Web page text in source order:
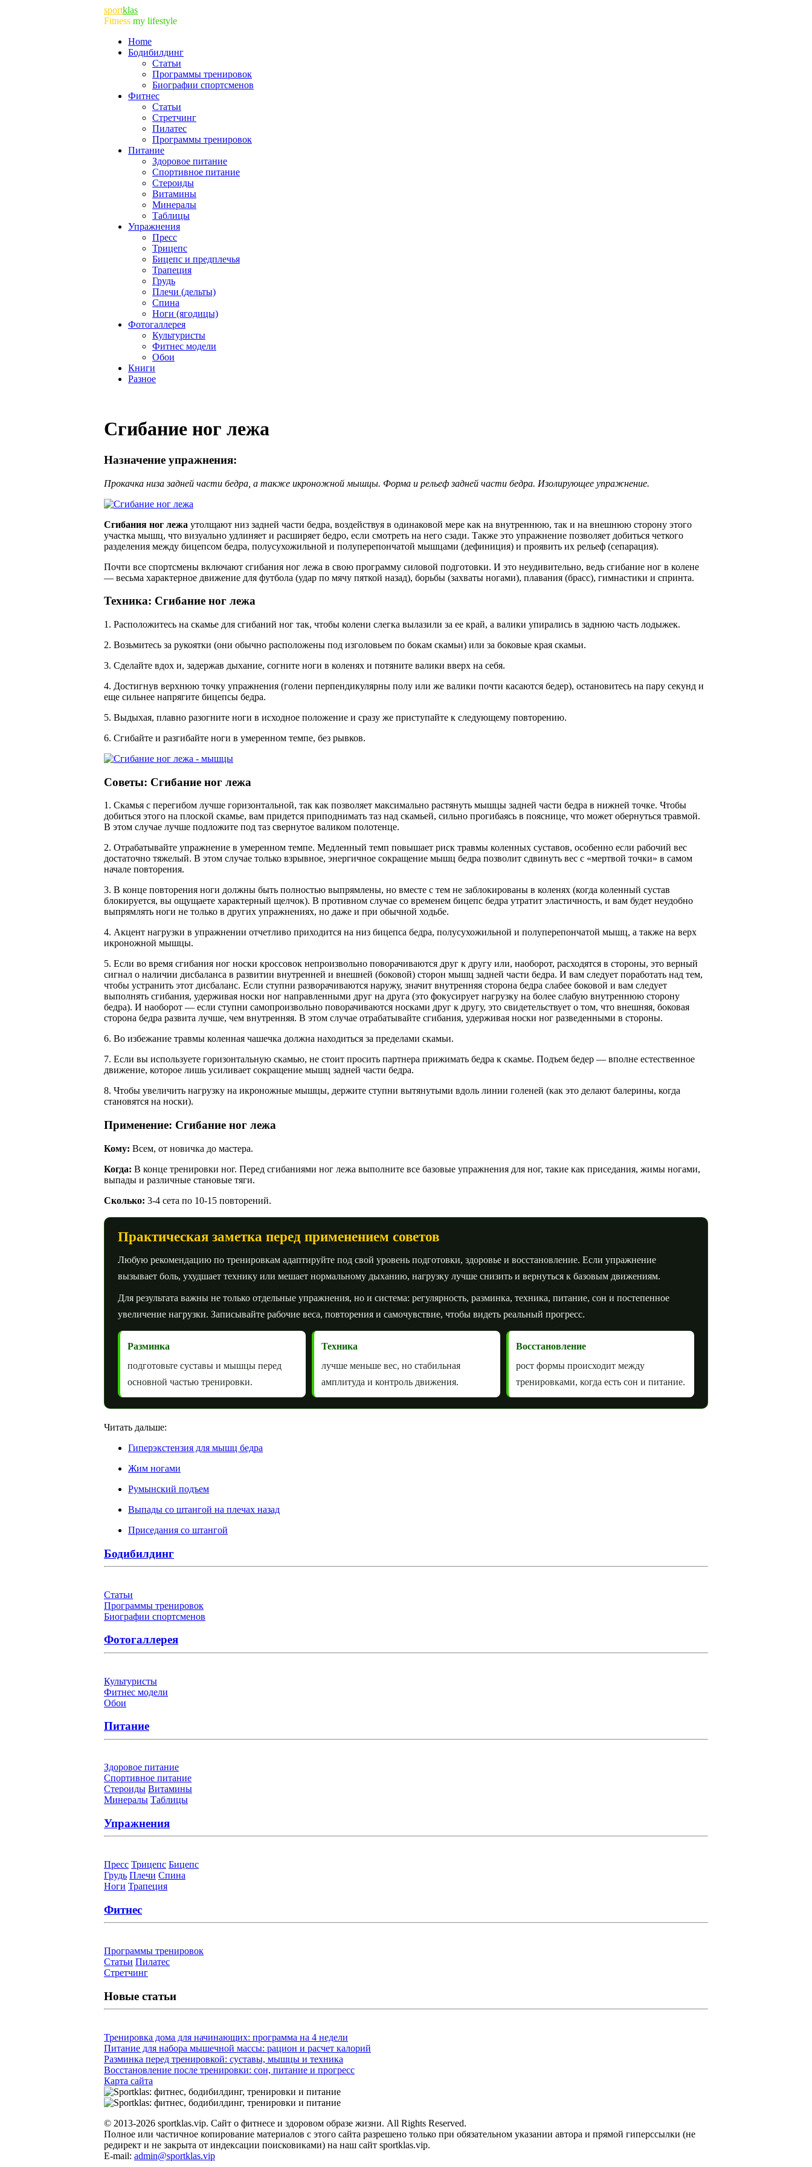
sportklas
Fitness my lifestyle
Home
Бодибилдинг
Статьи
Программы тренировок
Биографии спортсменов
Фитнес
Статьи
Cтретчинг
Пилатес
Программы тренировок
Питание
Здоровое питание
Спортивное питание
Стероиды
Витамины
Минералы
Таблицы
Упражнения
Пресс
Трицепс
Бицепс и предплечья
Трапеция
Грудь
Плечи (дельты)
Спина
Ноги (ягодицы)
Фотогаллерея
Культуристы
Фитнес модели
Обои
Книги
Разное
Сгибание ног лежа
Назначение упражнения:
Прокачка низа задней части бедра, а также икроножной мышцы. Форма и рельеф задней части бедра. Изолирующее упражнение.
Сгибания ног лежа утолщают низ задней части бедра, воздействуя в одинаковой мере как на внутреннюю, так и на внешнюю сторону этого
участка мышц, что визуально удлиняет и расширяет бедро, если смотреть на него сзади. Также это упражнение позволяет добиться четкого
разделения между бицепсом бедра, полусухожильной и полуперепончатой мышцами (дефиниция) и проявить их рельеф (сепарация).
Почти все спортсмены включают сгибания ног лежа в свою программу силовой подготовки. И это неудивительно, ведь сгибание ног в колене
— весьма характерное движение для футбола (удар по мячу пяткой назад), борьбы (захваты ногами), плавания (брасс), гимнастики и спринта.
Техника: Сгибание ног лежа
1. Расположитесь на скамье для сгибаний ног так, чтобы колени слегка вылазили за ее край, а валики упирались в заднюю часть лодыжек.
2. Возьмитесь за рукоятки (они обычно расположены под изголовьем по бокам скамьи) или за боковые края скамьи.
3. Сделайте вдох и, задержав дыхание, согните ноги в коленях и потяните валики вверх на себя.
4. Достигнув верхнюю точку упражнения (голени перпендикулярны полу или же валики почти касаются бедер), остановитесь на пару секунд и
еще сильнее напрягите бицепсы бедра.
5. Выдыхая, плавно разогните ноги в исходное положение и сразу же приступайте к следующему повторению.
6. Сгибайте и разгибайте ноги в умеренном темпе, без рывков.
Советы: Сгибание ног лежа
1. Скамья с перегибом лучше горизонтальной, так как позволяет максимально растянуть мышцы задней части бедра в нижней точке. Чтобы
добиться этого на плоской скамье, вам придется приподнимать таз над скамьей, сильно прогибаясь в пояснице, что может обернуться травмой.
В этом случае лучше подложите под таз свернутое валиком полотенце.
2. Отрабатывайте упражнение в умеренном темпе. Медленный темп повышает риск травмы коленных суставов, особенно если рабочий вес
достаточно тяжелый. В этом случае только взрывное, энергичное сокращение мышц бедра позволит сдвинуть вес с «мертвой точки» в самом
начале повторения.
3. В конце повторения ноги должны быть полностью выпрямлены, но вместе с тем не заблокированы в коленях (когда коленный сустав
блокируется, вы ощущаете характерный щелчок). В противном случае со временем бицепс бедра утратит эластичность, и вам будет неудобно
выпрямлять ноги не только в других упражнениях, но даже и при обычной ходьбе.
4. Акцент нагрузки в упражнении отчетливо приходится на низ бицепса бедра, полусухожильной и полуперепончатой мышц, а также на верх
икроножной мышцы.
5. Если во время сгибания ног носки кроссовок непроизвольно поворачиваются друг к другу или, наоборот, расходятся в стороны, это верный
сигнал о наличии дисбаланса в развитии внутренней и внешней (боковой) сторон мышц задней части бедра. И вам следует поработать над тем,
чтобы устранить этот дисбаланс. Если ступни разворачиваются наружу, значит внутренняя сторона бедра слабее боковой и вам следует
выполнять сгибания, удерживая носки ног направленными друг на друга (это фокусирует нагрузку на более слабую внутреннюю сторону
бедра). И наоборот — если ступни самопроизвольно поворачиваются носками друг к другу, это свидетельствует о том, что внешняя, боковая
сторона бедра развита лучше, чем внутренняя. В этом случае отрабатывайте сгибания, удерживая носки ног разведенными в стороны.
6. Во избежание травмы коленная чашечка должна находиться за пределами скамьи.
7. Если вы используете горизонтальную скамью, не стоит просить партнера прижимать бедра к скамье. Подъем бедер — вполне естественное
движение, которое лишь усиливает сокращение мышц задней части бедра.
8. Чтобы увеличить нагрузку на икроножные мышцы, держите ступни вытянутыми вдоль линии голеней (как это делают балерины, когда
становятся на носки).
Применение: Сгибание ног лежа
Кому: Всем, от новичка до мастера.
Когда: В конце тренировки ног. Перед сгибаниями ног лежа выполните все базовые упражнения для ног, такие как приседания, жимы ногами,
выпады и различные становые тяги.
Сколько: 3-4 сета по 10-15 повторений.
Практическая заметка перед применением советов
Любую рекомендацию по тренировкам адаптируйте под свой уровень подготовки, здоровье и восстановление. Если упражнение
вызывает боль, ухудшает технику или мешает нормальному дыханию, нагрузку лучше снизить и вернуться к базовым движениям.
Для результата важны не только отдельные упражнения, но и система: регулярность, разминка, техника, питание, сон и постепенное
увеличение нагрузки. Записывайте рабочие веса, повторения и самочувствие, чтобы видеть реальный прогресс.
Разминка
подготовьте суставы и мышцы перед
основной частью тренировки.
Техника
лучше меньше вес, но стабильная
амплитуда и контроль движения.
Восстановление
рост формы происходит между
тренировками, когда есть сон и питание.
Читать дальше:
Гиперэкстензия для мышц бедра
Жим ногами
Румынский подъем
Выпады со штангой на плечах назад
Приседания со штангой
Бодибилдинг
Статьи
Программы тренировок
Биографии спортсменов
Фотогаллерея
Культуристы
Фитнес модели
Обои
Питание
Здоровое питание
Спортивное питание
Стероиды Витамины
Минералы Таблицы
Упражнения
Пресс Трицепс Бицепс
Грудь Плечи Спина
Ноги Трапеция
Фитнес
Программы тренировок
Статьи Пилатес
Cтретчинг
Новые статьи
Тренировка дома для начинающих: программа на 4 недели
Питание для набора мышечной массы: рацион и расчет калорий
Разминка перед тренировкой: суставы, мышцы и техника
Восстановление после тренировки: сон, питание и прогресс
Карта сайта
© 2013-2026 sportklas.vip. Сайт о фитнесе и здоровом образе жизни. All Rights Reserved.
Полное или частичное копирование материалов с этого сайта разрешено только при обязательном указании автора и прямой гиперссылки (не
редирект и не закрыта от индексации поисковиками) на наш сайт sportklas.vip.
E-mail: admin@sportklas.vip